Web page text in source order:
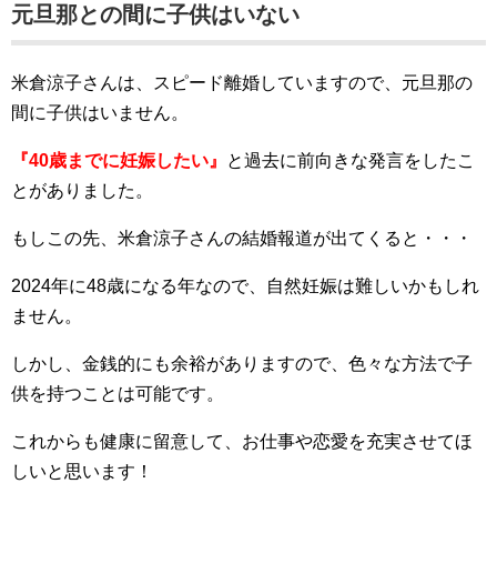
元旦那との間に子供はいない
米倉涼子さんは、スピード離婚していますので、元旦那の
間に子供はいません。
『40歳までに妊娠したい』
と過去に前向きな発言をしたこ
とがありました。
もしこの先、米倉涼子さんの結婚報道が出てくると・・・
2024年に48歳になる年なので、自然妊娠は難しいかもしれ
ません。
しかし、金銭的にも余裕がありますので、色々な方法で子
供を持つことは可能です。
これからも健康に留意して、お仕事や恋愛を充実させてほ
しいと思います！